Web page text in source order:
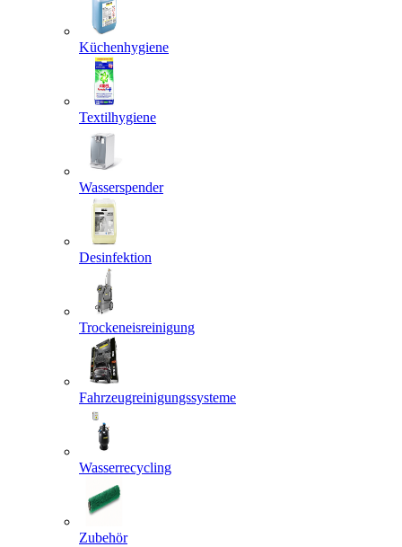
Küchenhygiene
Textilhygiene
Wasserspender
Desinfektion
Trockeneisreinigung
Fahrzeugreinigungssysteme
Wasserrecycling
Zubehör